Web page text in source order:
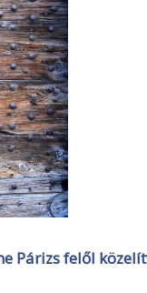
Párizs felől